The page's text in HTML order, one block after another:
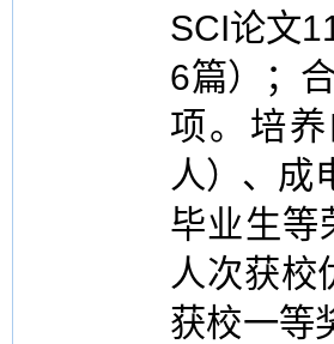
SCI论文
6篇）；
项。培
人）、成
毕业生等
人次获校
获校一等